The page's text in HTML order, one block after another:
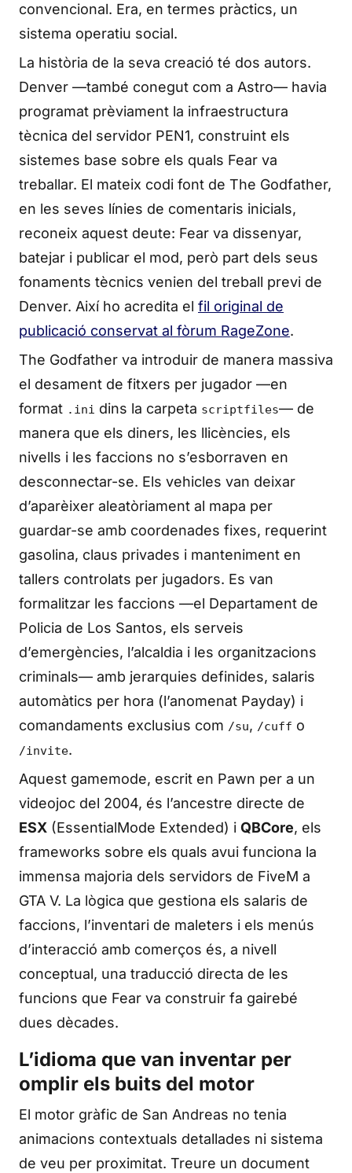
convencional. Era, en termes pràctics, un
sistema operatiu social.
La història de la seva creació té dos autors.
Denver —també conegut com a Astro— havia
programat prèviament la infraestructura
tècnica del servidor PEN1, construint els
sistemes base sobre els quals Fear va
treballar. El mateix codi font de The Godfather,
en les seves línies de comentaris inicials,
reconeix aquest deute: Fear va dissenyar,
batejar i publicar el mod, però part dels seus
fonaments tècnics venien del treball previ de
Denver. Així ho acredita el fil original de
publicació conservat al fòrum RageZone.
The Godfather va introduir de manera massiva
el desament de fitxers per jugador —en
format .ini dins la carpeta scriptfiles— de
manera que els diners, les llicències, els
nivells i les faccions no s’esborraven en
desconnectar-se. Els vehicles van deixar
d’aparèixer aleatòriament al mapa per
guardar-se amb coordenades fixes, requerint
gasolina, claus privades i manteniment en
tallers controlats per jugadors. Es van
formalitzar les faccions —el Departament de
Policia de Los Santos, els serveis
d’emergències, l’alcaldia i les organitzacions
criminals— amb jerarquies definides, salaris
automàtics per hora (l’anomenat Payday) i
comandaments exclusius com /su, /cuff o
/invite.
Aquest gamemode, escrit en Pawn per a un
videojoc del 2004, és l’ancestre directe de
ESX (EssentialMode Extended) i QBCore, els
frameworks sobre els quals avui funciona la
immensa majoria dels servidors de FiveM a
GTA V. La lògica que gestiona els salaris de
faccions, l’inventari de maleters i els menús
d’interacció amb comerços és, a nivell
conceptual, una traducció directa de les
funcions que Fear va construir fa gairebé
dues dècades.
L’idioma que van inventar per
omplir els buits del motor
El motor gràfic de San Andreas no tenia
animacions contextuals detallades ni sistema
de veu per proximitat. Treure un document